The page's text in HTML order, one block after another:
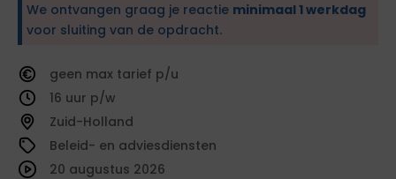
We ontvangen graag je reactie minimaal 1 werkdag
voor sluiting van de opdracht.
geen
tarief
16
Zuid-Holland
Beleid- en adviesdiensten
20 augustus 2026